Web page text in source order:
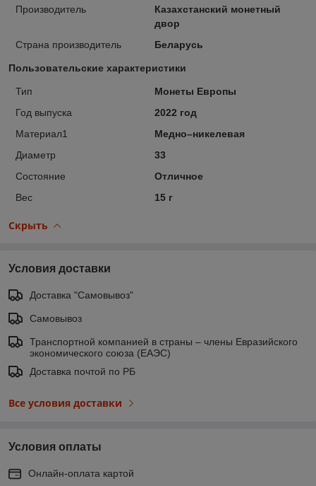
Производитель
Казахстанский монетный
двор
Страна производитель
Беларусь
Пользовательские характеристики
Тип
Монеты Европы
Год выпуска
2022 год
Материал1
Медно–никелевая
Диаметр
33
Состояние
Отличное
Вес
15 г
Скрыть
Условия доставки
Доставка "Самовывоз"
Самовывоз
Транспортной компанией в страны – члены Евразийского
экономического союза (ЕАЭС)
Доставка почтой по РБ
Все условия доставки
Условия оплаты
Онлайн-оплата картой